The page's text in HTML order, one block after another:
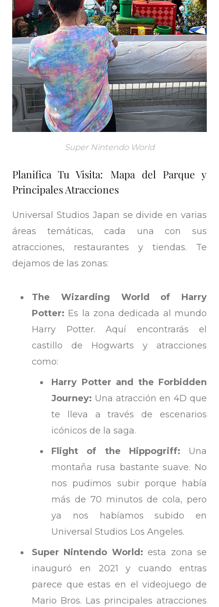
Super Nintendo World
Planifica Tu Visita: Mapa del Parque y
Principales Atracciones
Universal Studios Japan se divide en varias
áreas temáticas, cada una con sus
atracciones, restaurantes y tiendas. Te
dejamos de las zonas:
The Wizarding World of Harry
Potter: Es la zona dedicada al mundo
Harry Potter. Aquí encontrarás el
castillo de Hogwarts y atracciones
como:
Harry Potter and the Forbidden
Journey: Una atracción en 4D que
te lleva a través de escenarios
icónicos de la saga.
Flight of the Hippogriff: Una
montaña rusa bastante suave. No
nos pudimos subir porque había
más de 70 minutos de cola, pero
ya nos habíamos subido en
Universal Studios Los Angeles.
Super Nintendo World: esta zona se
inauguró en 2021 y cuando entras
parece que estas en el videojuego de
Mario Bros. Las principales atracciones